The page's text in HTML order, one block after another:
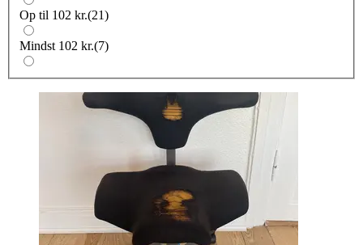
Op til 102 kr.(21)
Mindst 102 kr.(7)